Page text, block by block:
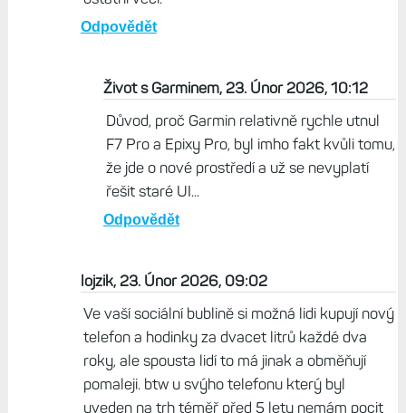
to skvělé hodinky. Osobně jsem zvědav, jestli
vyjdou Fenix 9. Mezi Epix a Fenix 8 přeci jenom
prostředí. Já osobně ale ty nové funkce
vnímám spíš jako spousta příjemných
marginálních věcí. Nejvíc by mě zajímala
Běžecká tolerance. Pak dlouho nic a pak asi ty
ostatní věci.
Život s Garminem, 23. Únor 2026, 10:12
Důvod, proč Garmin relativně rychle utnul
F7 Pro a Epixy Pro, byl imho fakt kvůli tomu,
že jde o nové prostředí a už se nevyplatí